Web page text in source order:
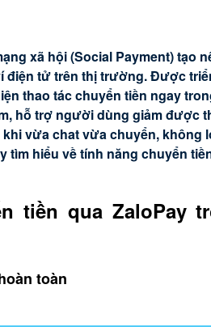
xã hội (Social Payment) tạo
điện tử trên thị trường. Được
thao tác chuyển tiền ngay
hỗ trợ người dùng giảm được
vừa chat vừa chuyển, không
tìm hiểu về tính năng chuyển
tiền qua ZaloPay
toàn